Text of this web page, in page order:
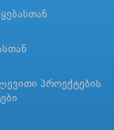
პროექტების